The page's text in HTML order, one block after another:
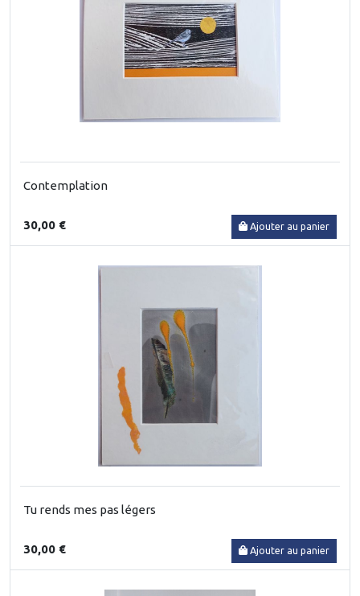
Contemplation
30,00 € Ajouter au panier
Tu rends mes pas légers
30,00 € Ajouter au panier